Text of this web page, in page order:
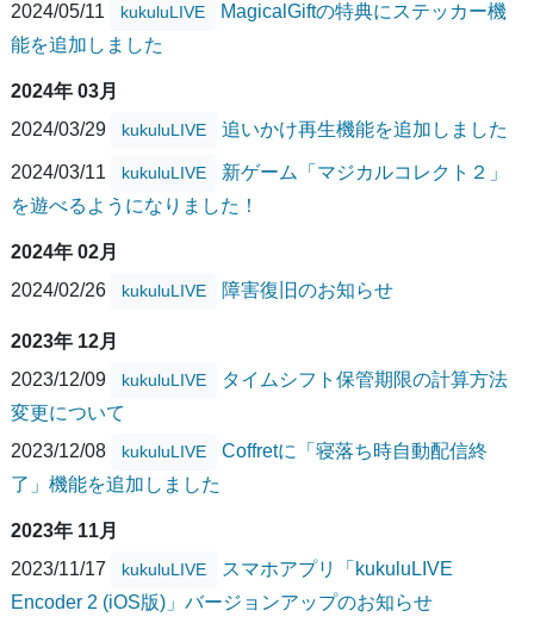
2024/05/11 kukuluLIVE
MagicalGiftの特典にステッカー機
能を追加しました
2024年 03月
2024/03/29
kukuluLIVE 追いかけ再生機能を追加しました
2024/03/11 kukuluLIVE
新ゲーム「マジカルコレクト２」
を遊べるようになりました！
2024年 02月
2024/02/26
kukuluLIVE 障害復旧のお知らせ
2023年 12月
2023/12/09
kukuluLIVE
タイムシフト保管期限の計算方法
変更について
2023/12/08
kukuluLIVE
Coffretに「寝落ち時自動配信終
了」機能を追加しました
2023年 11月
2023/11/17
kukuluLIVE
スマホアプリ「kukuluLIVE
Encoder 2 (iOS版)」バージョンアップのお知らせ